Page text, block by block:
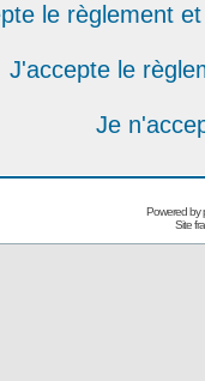
le règlement
J'accepte le
Je
Powered by
Site